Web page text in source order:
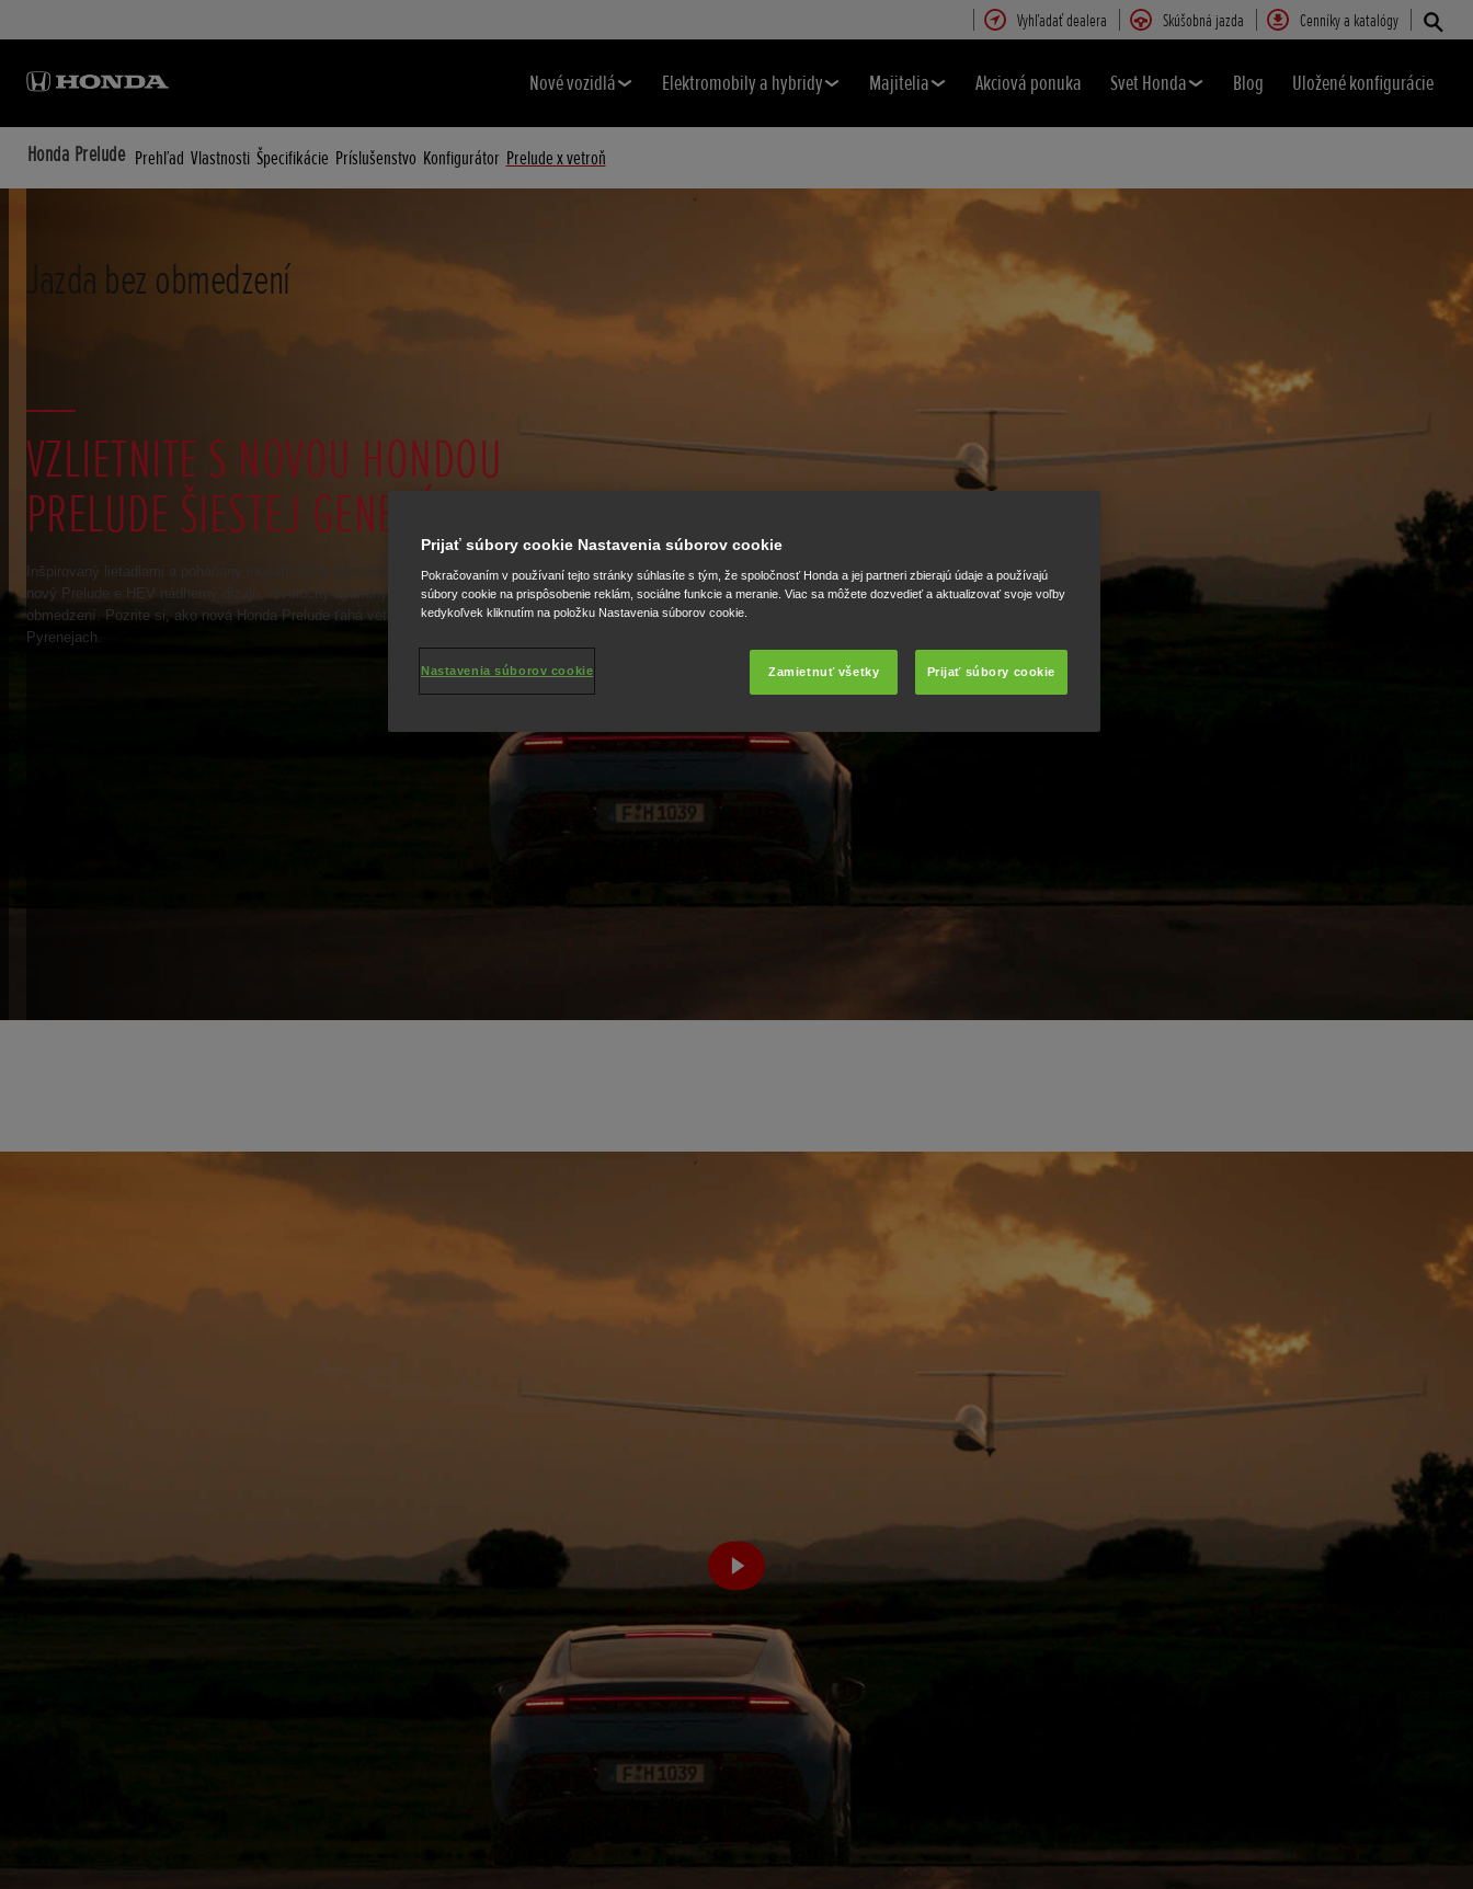
Vyhľadať dealera Skúšobná jazda Cenníky a katalógy
Nové vozidlá Elektromobily a hybridy Majitelia Akciová ponuka Svet Honda Blog Uložené konfigurácie
Honda Prelude Prehľad Vlastnosti Špecifikácie Príslušenstvo Konfigurátor Prelude x vetroň
Jazda bez obmedzení
VZLIETNITE S NOVOU HONDOU
PRELUDE ŠIESTEJ GENERÁCIE.
Inšpirovaný lietadlami a poháňaný inovatívnymi technickými znalosťami Honda prináša
nový Prelude e:HEV nádherný dizajn, revolučný hybridný výkon a čistú radosť jazdy bez
obmedzení. Pozrite si, ako nová Honda Prelude ťahá vetroň do vzduchu v úchvatných
Pyrenejach.
Prijať súbory cookie Nastavenia súborov cookie
Pokračovaním v používaní tejto stránky súhlasíte s tým, že spoločnosť Honda a jej partneri zbierajú údaje a používajú
súbory cookie na prispôsobenie reklám, sociálne funkcie a meranie. Viac sa môžete dozvedieť a aktualizovať svoje voľby
kedykoľvek kliknutím na položku Nastavenia súborov cookie.
Zamietnuť všetky Prijať súbory cookie
Nastavenia súborov cookie